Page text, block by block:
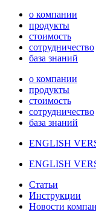
о компании
продукты
стоимость
сотрудничество
база знаний
о компании
продукты
стоимость
сотрудничество
база знаний
ENGLISH
ENGLISH
Статьи
Инструкции
Новости